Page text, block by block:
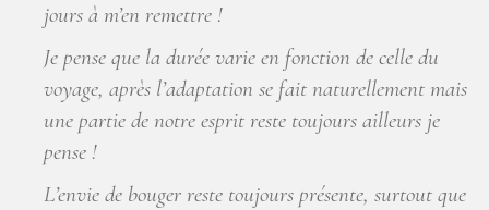
jours à m’en remettre !
Je pense que la durée varie en fonction de celle du
voyage, après l’adaptation se fait naturellement mais
une partie de notre esprit reste toujours ailleurs je
pense !
L’envie de bouger reste toujours présente, surtout que